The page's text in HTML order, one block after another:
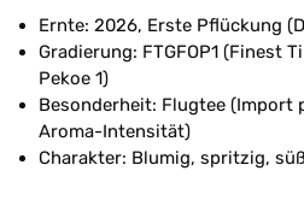
Ernte: 2026, Erste Pflückung
Gradierung: FTGFOP1 (Finest
Pekoe 1)
Besonderheit: Flugtee (Import
Aroma-Intensität)
Charakter: Blumig, spritzig,